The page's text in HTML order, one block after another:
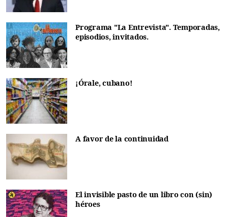
Programa "La Entrevista". Temporadas,
episodios, invitados.
¡Órale, cubano!
A favor de la continuidad
El invisible pasto de un libro con (sin)
héroes